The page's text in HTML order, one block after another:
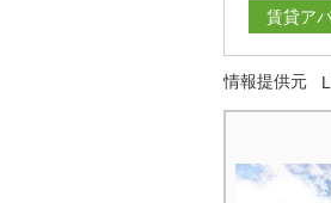
賃貸ア
情報提供元